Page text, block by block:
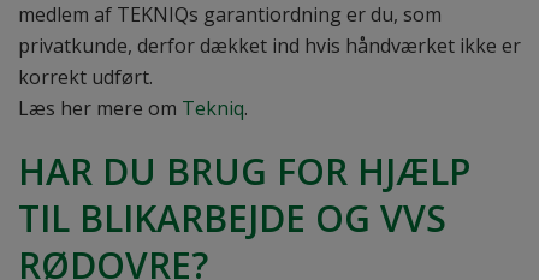
medlem af TEKNIQs garantiordning er du, som
privatkunde, derfor dækket ind hvis håndværket ikke er
korrekt udført.
Læs her mere om Tekniq.
HAR DU BRUG FOR HJÆLP
TIL BLIKARBEJDE OG VVS
RØDOVRE?